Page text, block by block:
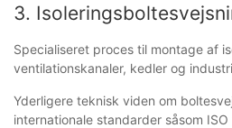
3.
Specialiseret proces til montage af
ventilationskanaler, kedler og
Yderligere teknisk viden om
internationale standarder såsom